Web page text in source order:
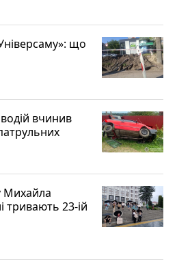
що
вчинив
Михайла
тривають 23-ій